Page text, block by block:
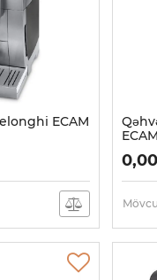
ECAM
Artikul:
0,00